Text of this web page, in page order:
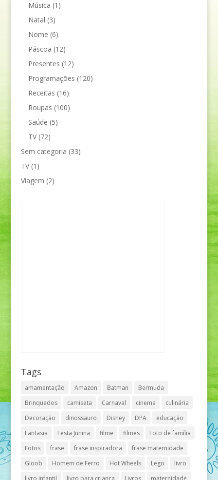
Música (1)
Natal (3)
Nome (6)
Páscoa (12)
Presentes (12)
Programações (120)
Receitas (16)
Roupas (100)
Saúde (5)
TV(72)
Sem categoria (33)
TV(1)
Viagem (2)
Tags
amamentação Amazon Batman
Bermuda
Brinquedos
camiseta Carnaval cinema
culinária
Decoração
dinossauro Disney DPA
educação
Fantasia
Festa Junina filme filmes
Foto de família
Fotos
frase frase inspiradora
frase maternidade
Gloob
Homem de Ferro Hot Wheels Lego
livro